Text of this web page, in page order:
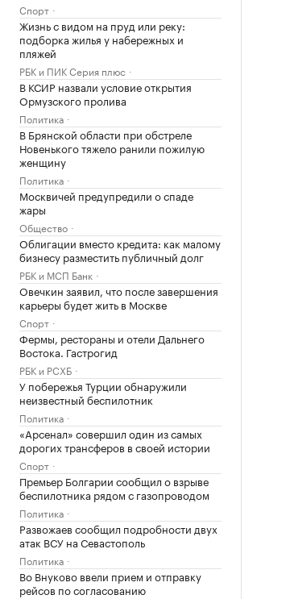
Спорт
Жизнь с видом на пруд или реку:
подборка жилья у набережных и
пляжей
РБК и ПИК Серия плюс
В КСИР назвали условие открытия
Ормузского пролива
Политика
В Брянской области при обстреле
Новенького тяжело ранили пожилую
женщину
Политика
Москвичей предупредили о спаде
жары
Общество
Облигации вместо кредита: как малому
бизнесу разместить публичный долг
РБК и МСП Банк
Овечкин заявил, что после завершения
карьеры будет жить в Москве
Спорт
Фермы, рестораны и отели Дальнего
Востока. Гастрогид
РБК и РСХБ
У побережья Турции обнаружили
неизвестный беспилотник
Политика
«Арсенал» совершил один из самых
дорогих трансферов в своей истории
Спорт
Премьер Болгарии сообщил о взрыве
беспилотника рядом с газопроводом
Политика
Развожаев сообщил подробности двух
атак ВСУ на Севастополь
Политика
Во Внуково ввели прием и отправку
рейсов по согласованию